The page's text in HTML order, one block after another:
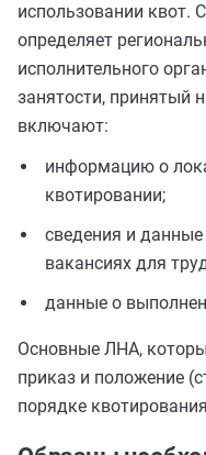
использовании квот.
определяет
исполнительного
занятости, принятый
включают:
информацию о
квотировании;
сведения и
вакансиях для
данные о
Основные ЛНА,
приказ и положение
порядке